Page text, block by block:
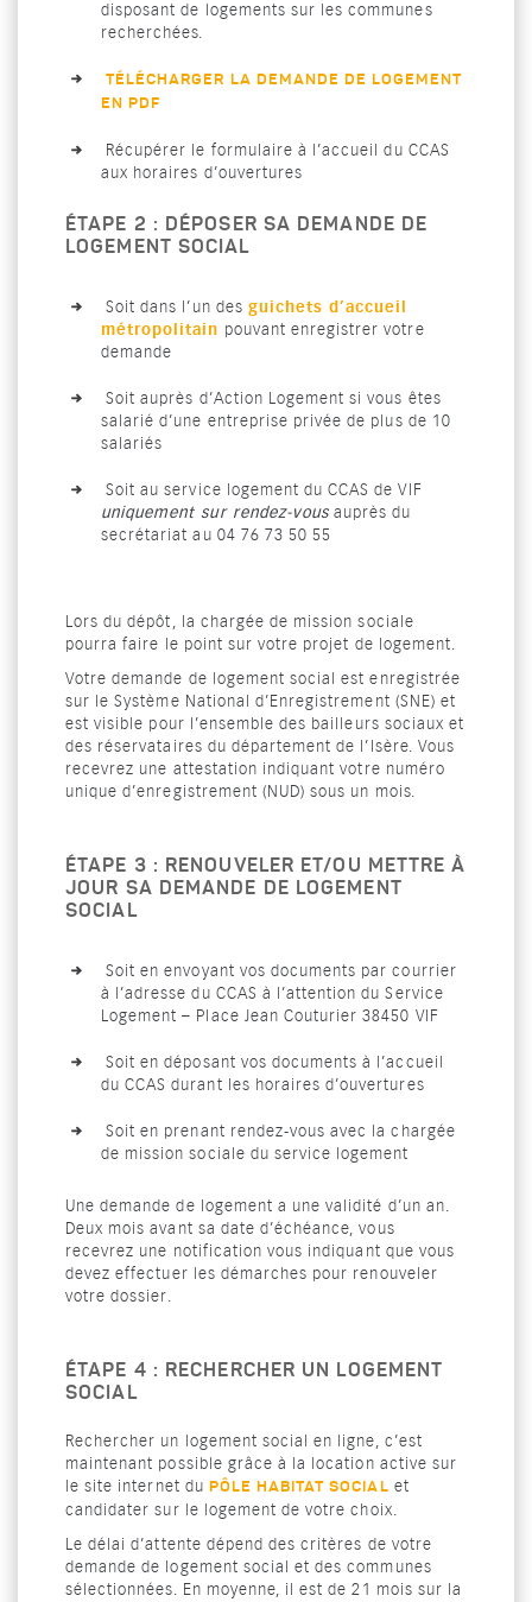
disposant de logements sur les communes
recherchées.
TÉLÉCHARGER LA DEMANDE DE LOGEMENT
EN PDF
Récupérer le formulaire à l’accueil du CCAS
aux horaires d’ouvertures
ÉTAPE 2 : DÉPOSER SA DEMANDE DE
LOGEMENT SOCIAL
Soit dans l’un des guichets d’accueil
métropolitain pouvant enregistrer votre
demande
Soit auprès d’Action Logement si vous êtes
salarié d’une entreprise privée de plus de 10
salariés
Soit au service logement du CCAS de VIF
uniquement sur rendez-vous auprès du
secrétariat au 04 76 73 50 55
Lors du dépôt, la chargée de mission sociale
pourra faire le point sur votre projet de logement.
Votre demande de logement social est enregistrée
sur le Système National d’Enregistrement (SNE) et
est visible pour l’ensemble des bailleurs sociaux et
des réservataires du département de l’Isère. Vous
recevrez une attestation indiquant votre numéro
unique d’enregistrement (NUD) sous un mois.
ÉTAPE 3 : RENOUVELER ET/OU METTRE À
JOUR SA DEMANDE DE LOGEMENT
SOCIAL
Soit en envoyant vos documents par courrier
à l’adresse du CCAS à l’attention du Service
Logement – Place Jean Couturier 38450 VIF
Soit en déposant vos documents à l’accueil
du CCAS durant les horaires d’ouvertures
Soit en prenant rendez-vous avec la chargée
de mission sociale du service logement
Une demande de logement a une validité d’un an.
Deux mois avant sa date d’échéance, vous
recevrez une notification vous indiquant que vous
devez effectuer les démarches pour renouveler
votre dossier.
ÉTAPE 4 : RECHERCHER UN LOGEMENT
SOCIAL
Rechercher un logement social en ligne, c’est
maintenant possible grâce à la location active sur
le site internet du PÔLE HABITAT SOCIAL et
candidater sur le logement de votre choix.
Le délai d’attente dépend des critères de votre
demande de logement social et des communes
sélectionnées. En moyenne, il est de 21 mois sur la